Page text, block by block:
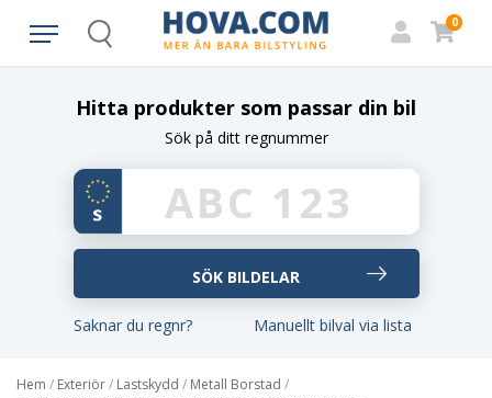
Search
0
Hitta produkter som passar din bil
Sök på ditt regnummer
Saknar du regnr? Manuellt bilval via lista
Hem / Exteriör/ Lastskydd / Metall Borstad /